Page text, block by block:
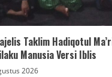
Taklim Hadiqotul
Manusia Versi Iblis
2026